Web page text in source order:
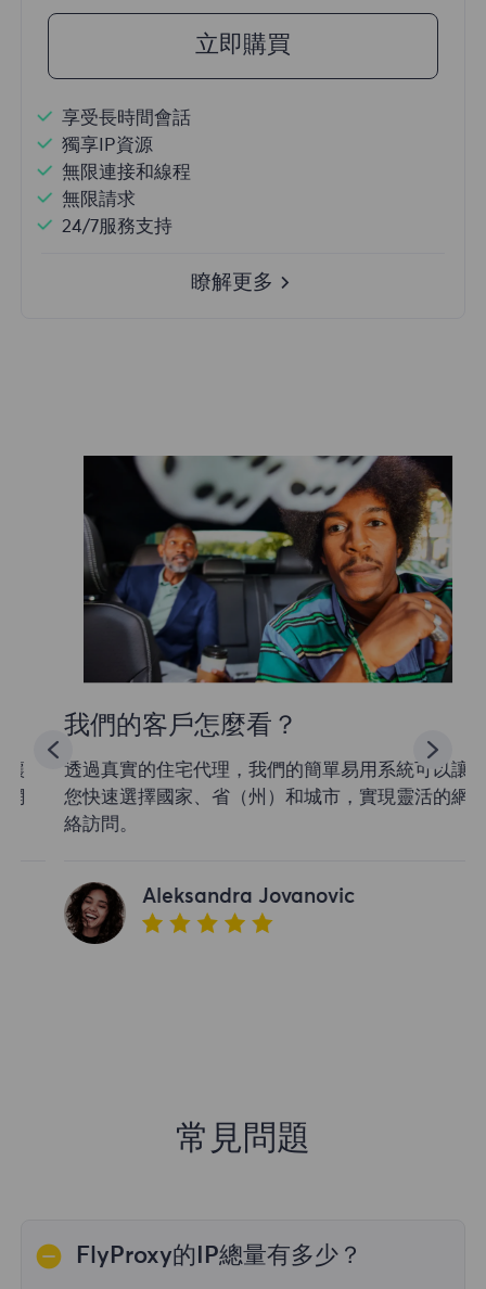
立即購買
享受長時間會話
獨享IP資源
無限連接和線程
無限請求
24/7服務支持
瞭解更多
我們的客戶怎麼看？
透過真實的住宅代理，我們的簡單易用系統可以讓
您快速選擇國家、省（州）和城市，實現靈活的網
絡訪問。
Aleksandra Jovanovic
常見問題
FlyProxy的IP總量有多少？